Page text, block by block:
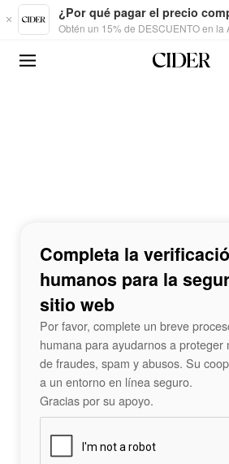
Skip to main content
¿Por qué pagar el precio
Obtén un 15% de DESCUENTO en
Completa la
humanos para la
sitio web
Por favor, complete un breve
humana para ayudarnos a proteger
de fraudes, spam y abusos. Su
a un entorno en línea seguro.
Gracias por su apoyo.